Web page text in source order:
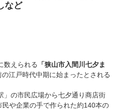
など
数えられる
「狭山市入間川七夕ま
江戸時代中期に始まったとされる
」の市民広場から七夕通り商店街
や企業の手で作られた約140本の